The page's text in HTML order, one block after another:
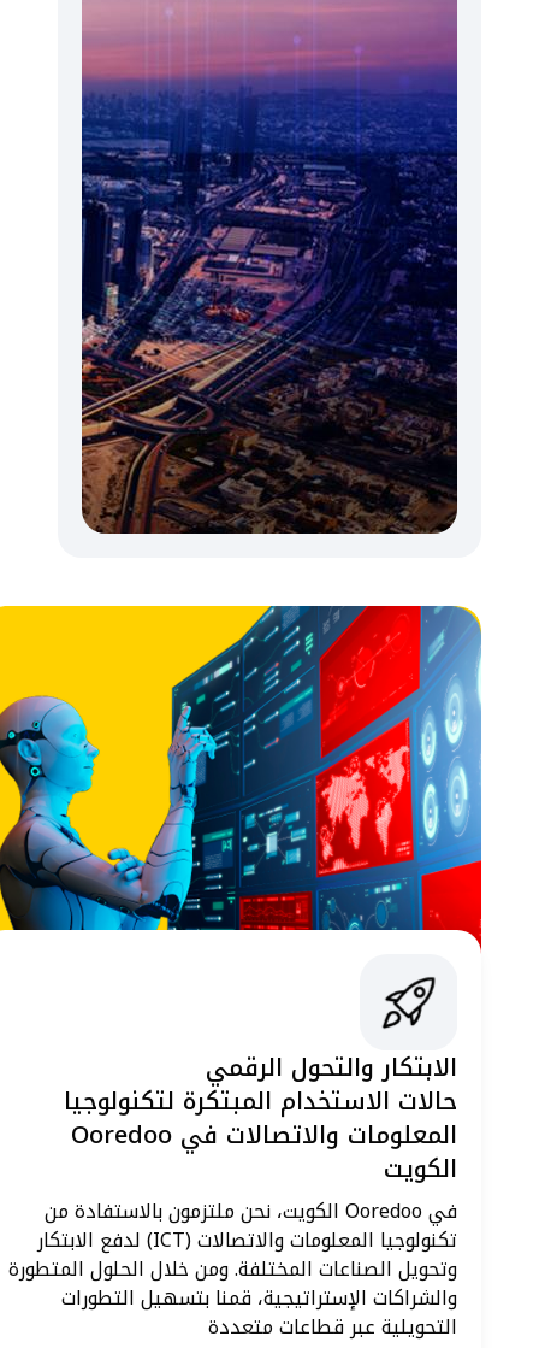
الابتكار والتحول الرقمي
حالات الاستخدام المبتكرة لتكنولوجيا
المعلومات والاتصالات في Ooredoo
الكويت
في Ooredoo الكويت، نحن ملتزمون بالاستفادة من
تكنولوجيا المعلومات والاتصالات (ICT) لدفع الابتكار
وتحويل الصناعات المختلفة. ومن خلال الحلول المتطورة
والشراكات الإستراتيجية، قمنا بتسهيل التطورات
التحويلية عبر قطاعات متعددة